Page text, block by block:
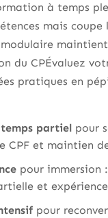
à temps
mais coupe
du CPÉvaluez
pratiques en
temps partiel pour
CPF et maintien
pour immersion
et
pour